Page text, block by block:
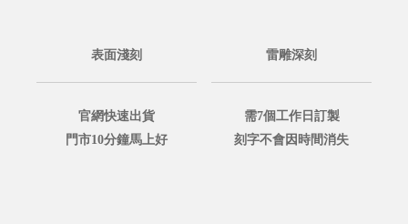
表面淺刻
官網快速出貨
門市10分鐘馬上好
雷雕深刻
需7個工作日訂製
刻字不會因時間消失